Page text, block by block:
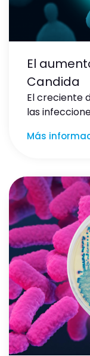
El
Candida
El creciente
las
Más